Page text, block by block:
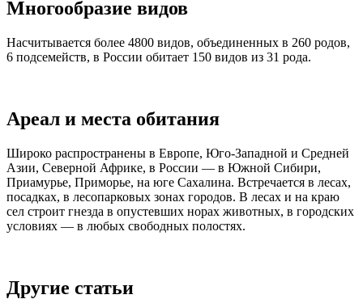
Многообразие видов
Насчитывается более 4800 видов, объединенных в 260 родов,
6 подсемейств, в России обитает 150 видов из 31 рода.
Ареал и места обитания
Широко распространены в Европе, Юго-Западной и Средней
Азии, Северной Африке, в России — в Южной Сибири,
Приамурье, Приморье, на юге Сахалина. Встречается в лесах,
посадках, в лесопарковых зонах городов. В лесах и на краю
сел строит гнезда в опустевших норах животных, в городских
условиях — в любых свободных полостях.
Другие статьи